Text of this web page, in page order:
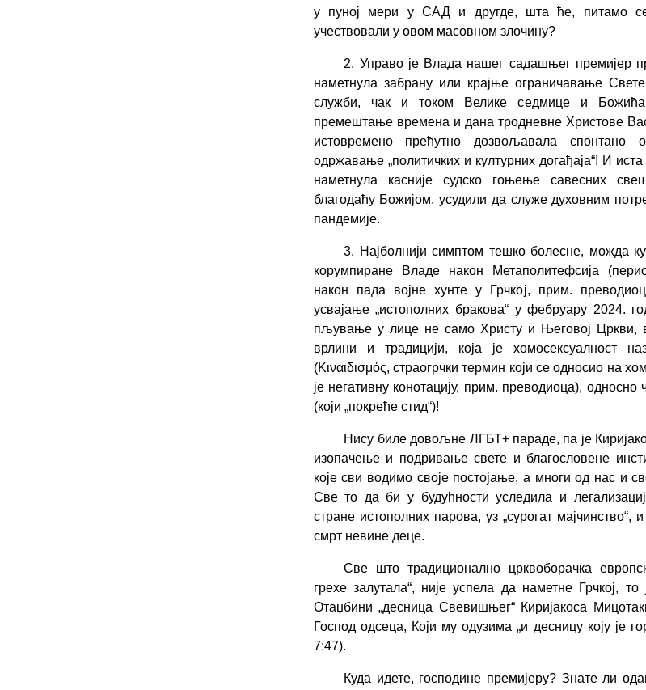
у пуној мери у САД и другде, шта ће, питамо
учествовали у овом масовном злочину?
2. Управо је Влада нашег садашњег премијер
наметнула забрану или крајње ограничавање
служби, чак и током Велике седмице и
премештање времена и дана тродневне Христове
истовремено прећутно дозвољавала
одржавање „политичких и културних догађаја“! И
наметнула касније судско гоњење савесних
благодаћу Божијом, усудили да служе духовним
пандемије.
3. Најболнији симптом тешко болесне, можда
корумпиране Владе након Метаполитефсија
након пада војне хунте у Грчкој, прим.
усвајање „истополних бракова“ у фебруару 2024.
пљување у лице не само Христу и Његовој Цркви,
врлини и традицији, која је хомосексуалност
(Κιναιδισμός, страогрчки термин који се односио на
је негативну конотацију, прим. преводиоца), односно
(који „покреће стид“)!
Нису биле довољне ЛГБТ+ параде, па је
изопачење и подривање свете и благословене
које сви водимо своје постојање, а многи од нас и
Све то да би у будућности уследила и
стране истополних парова, уз „сурогат мајчинство“,
смрт невине деце.
Све што традиционално црквоборачка
грехе залутала“, није успела да наметне Грчкој, то
Отаџбини „десница Свевишњег“ Киријакоса
Господ одсеца, Који му одузима „и десницу коју је
7:47).
Куда идете, господине премијеру? Знате ли